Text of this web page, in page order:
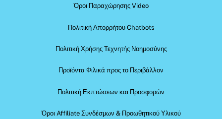
Όροι Παραχώρησης Video
Πολιτική Απορρήτου Chatbots
Πολιτική Χρήσης Τεχνητής Νοημοσύνης
Προϊόντα Φιλικά προς το Περιβάλλον
Πολιτική Εκπτώσεων και Προσφορών
Όροι Affiliate Συνδέσμων & Προωθητικού Υλικού